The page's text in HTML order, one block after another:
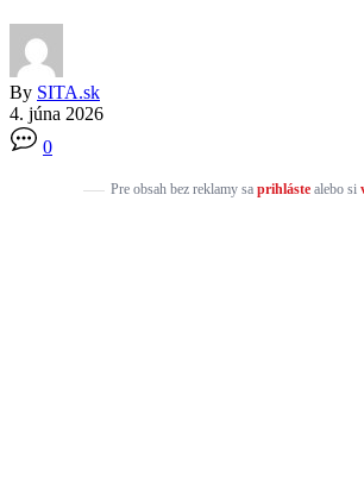
By SITA.sk
4. júna 2026
0
Pre obsah bez reklamy sa prihlástealebo si